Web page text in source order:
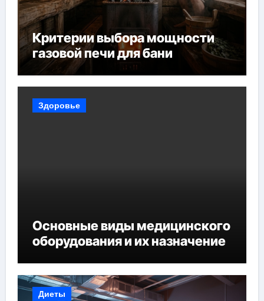
Критерии выбора мощности
газовой печи для бани
Здоровье
Основные виды медицинского
оборудования и их назначение
Диеты